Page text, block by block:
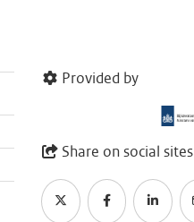
Provided by
Share on social sites